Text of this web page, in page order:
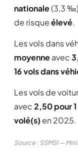
nationale(3,3
de risqueélevé.
Les vols dans
moyenneavec
16 vols dans
Les vols de
avec2,50 pour
volé(s) en 2025.
Source : SSMSI —